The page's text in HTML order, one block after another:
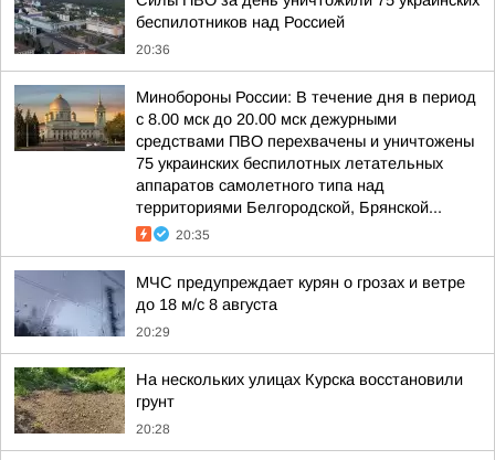
беспилотников над Россией
20:36
Минобороны России: В течение дня в период
с 8.00 мск до 20.00 мск дежурными
средствами ПВО перехвачены и уничтожены
75 украинских беспилотных летательных
аппаратов самолетного типа над
территориями Белгородской, Брянской...
20:35
МЧС предупреждает курян о грозах и ветре
до 18 м/с 8 августа
20:29
На нескольких улицах Курска восстановили
грунт
20:28